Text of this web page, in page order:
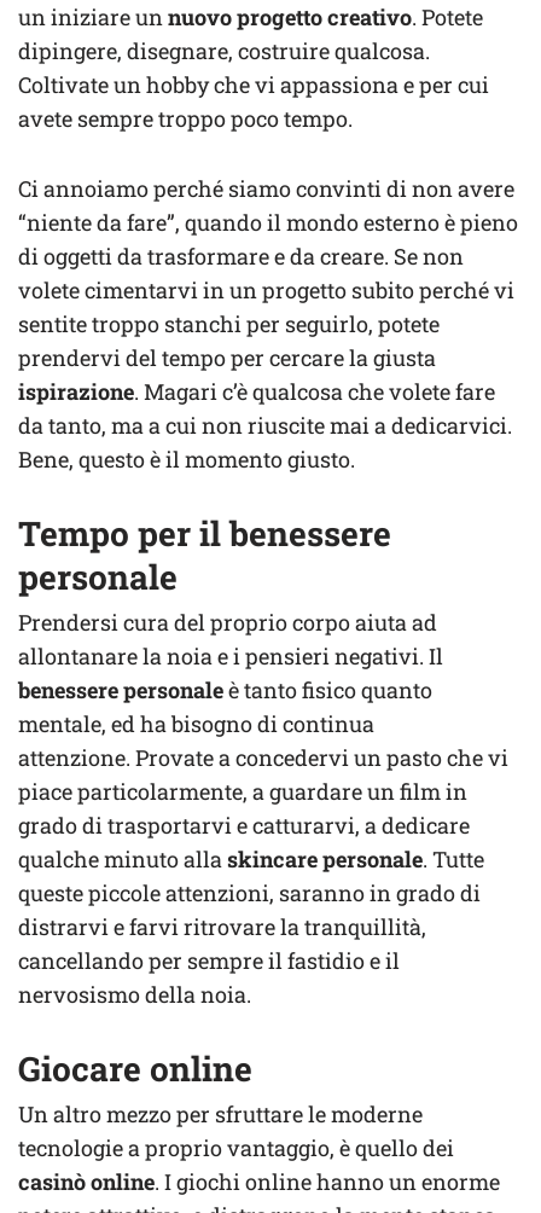
un iniziare unnuovo progetto creativo. Potete
dipingere, disegnare, costruire qualcosa.
Coltivate un hobby che vi appassiona e per cui
avete sempre troppo poco tempo.
Ci annoiamo perché siamo convinti di non avere
“niente da fare”, quando il mondo esterno è pieno
di oggetti da trasformare e da creare. Se non
volete cimentarvi in un progetto subito perché vi
sentite troppo stanchi per seguirlo, potete
prendervi del tempo per cercare la giusta
ispirazione. Magari c’è qualcosa che volete fare
da tanto, ma a cui non riuscite mai a dedicarvici.
Bene, questo è il momento giusto.
Tempo per il benessere
personale
Prendersi cura del proprio corpo aiuta ad
allontanare la noia e i pensieri negativi. Il
benessere personaleè tanto fisico quanto
mentale, ed ha bisogno di continua
attenzione. Provate a concedervi un pasto che vi
piace particolarmente, a guardare un film in
grado di trasportarvi e catturarvi, a dedicare
qualche minuto allaskincare personale. Tutte
queste piccole attenzioni, saranno in grado di
distrarvi e farvi ritrovare la tranquillità,
cancellando per sempre il fastidio e il
nervosismo della noia.
Giocare online
Un altro mezzo per sfruttare le moderne
tecnologie a proprio vantaggio, è quello dei
casinò online. I giochi online hanno un enorme